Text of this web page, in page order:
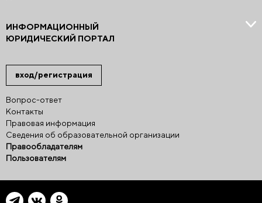
вход/регистрация
Вопрос-ответ
Контакты
Правовая информация
Сведения об образовательной организации
Правообладателям
Пользователям
ИНФОРМАЦИОННЫЙ
ЮРИДИЧЕСКИЙ ПОРТАЛ